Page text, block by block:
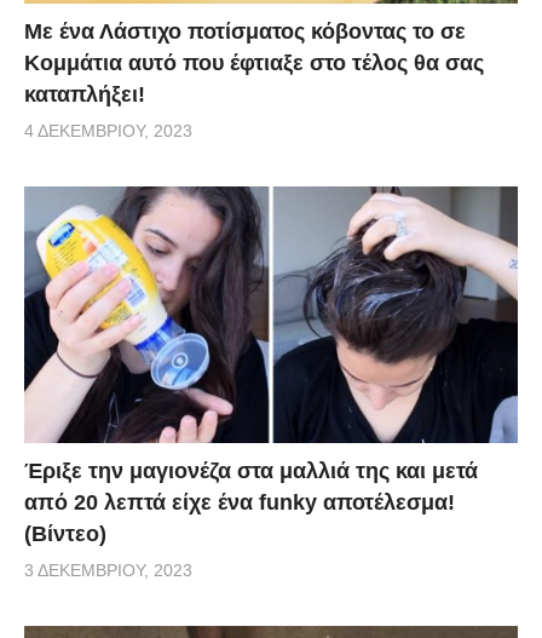
Με ένα Λάστιχο ποτίσματος κόβοντας το σε
Κομμάτια αυτό που έφτιαξε στο τέλος θα σας
καταπλήξει!
4 ΔΕΚΕΜΒΡΊΟΥ, 2023
Έριξε την μαγιονέζα στα μαλλιά της και μετά
από 20 λεπτά είχε ένα funky αποτέλεσμα!
(Βίντεο)
3 ΔΕΚΕΜΒΡΊΟΥ, 2023